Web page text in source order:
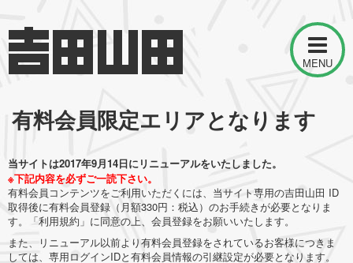
MENU
有料会員限定エリアとなります
当サイトは2017年9月14日にリニューアルをいたしました。
※下記内容を必ずご一読下さい。
有料会員コンテンツをご利用いただくには、当サイト専用の吉田山田 ID
取得後に有料会員登録（月額330円：税込）のお手続きが必要となりま
す。「利用規約」に同意の上、会員登録をお願いいたします。
また、リニューアル以前より有料会員登録をされているお客様につきま
しては、専用ログインIDと有料会員情報の引継設定が必要となります。